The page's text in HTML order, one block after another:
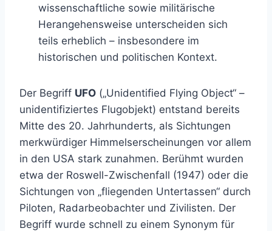
wissenschaftliche sowie militärische
Herangehensweise unterscheiden sich
teils erheblich – insbesondere im
historischen und politischen Kontext.
Der Begriff UFO („Unidentified Flying Object“ –
unidentifiziertes Flugobjekt) entstand bereits
Mitte des 20. Jahrhunderts, als Sichtungen
merkwürdiger Himmelserscheinungen vor allem
in den USA stark zunahmen. Berühmt wurden
etwa der Roswell-Zwischenfall (1947) oder die
Sichtungen von „fliegenden Untertassen“ durch
Piloten, Radarbeobachter und Zivilisten. Der
Begriff wurde schnell zu einem Synonym für